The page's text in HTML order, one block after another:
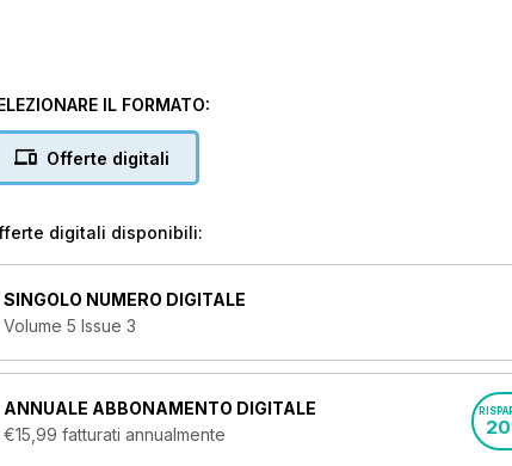
IL FORMATO:
Offerte digitali
digitali disponibili:
SINGOLO NUMERO DIGITALE
Volume 5 Issue 3
ANNUALE ABBONAMENTO DIGITALE
€15,99 fatturati annualmente